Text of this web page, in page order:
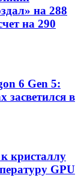
на 288
на 290
6 Gen 5:
засветился в
кристаллу
GPU